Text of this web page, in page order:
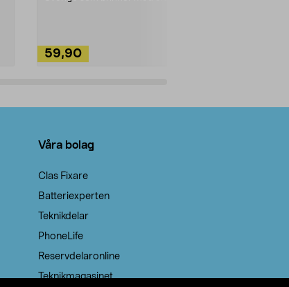
59,90
Våra bolag
Clas Fixare
Batteriexperten
Teknikdelar
PhoneLife
Reservdelaronline
Teknikmagasinet